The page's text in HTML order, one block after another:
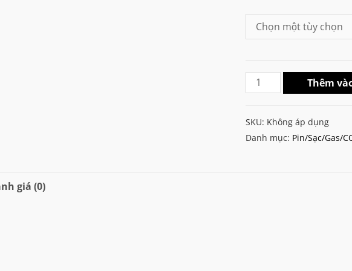
BMAX
M4
Lipo
Thêm
SKU: Không áp dụng
Danh mục: Pin/Sạc/Gas/
giá (0)